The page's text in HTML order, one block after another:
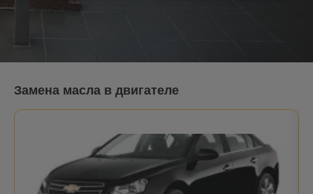
Замена масла в двигателе